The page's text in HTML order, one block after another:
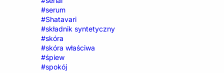
#serum
#Shatavari
#składnik syntetyczny
#skóra
#skóra właściwa
#śpiew
#spokój